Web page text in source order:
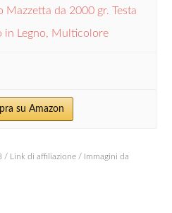
da 2000 gr. Testa
in Legno, Multicolore
su Amazon
Link di affiliazione / Immagini da